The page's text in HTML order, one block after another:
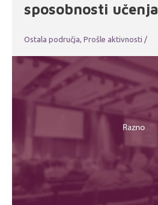
sposobnosti učenja
Ostala područja, Prošle aktivnosti /